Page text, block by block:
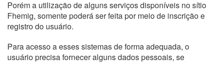
Porém a utilização de alguns serviços disponíveis no sítio
Fhemig, somente poderá ser feita por meio de inscrição e
registro do usuário.
Para acesso a esses sistemas de forma adequada, o
usuário precisa fornecer alguns dados pessoais, se